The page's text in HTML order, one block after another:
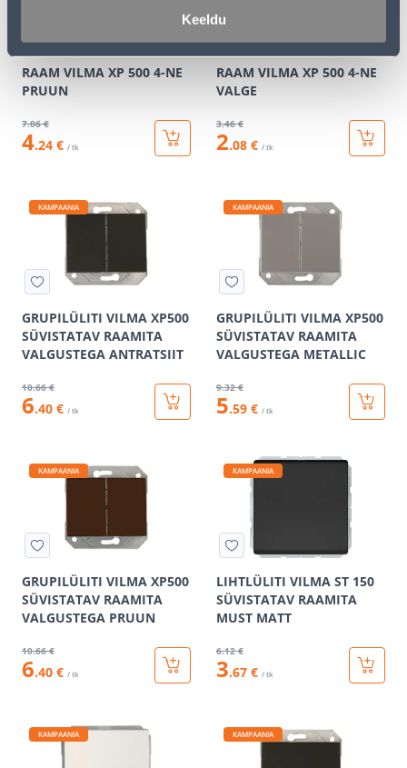
Keeldu
RAAM VILMA XP 500 4-NE
PRUUN
7.06 €
4.24 € / tk
RAAM VILMA XP 500 4-NE
VALGE
3.46 €
2.08 € / tk
KAMPAANIA
GRUPILÜLITI VILMA XP500
SÜVISTATAV RAAMITA
VALGUSTEGA ANTRATSIIT
10.66 €
6.40 € / tk
KAMPAANIA
GRUPILÜLITI VILMA XP500
SÜVISTATAV RAAMITA
VALGUSTEGA METALLIC
9.32 €
5.59 € / tk
KAMPAANIA
GRUPILÜLITI VILMA XP500
SÜVISTATAV RAAMITA
VALGUSTEGA PRUUN
10.66 €
6.40 € / tk
KAMPAANIA
LIHTLÜLITI VILMA ST 150
SÜVISTATAV RAAMITA
MUST MATT
6.12 €
3.67 € / tk
KAMPAANIA KAMPAANIA